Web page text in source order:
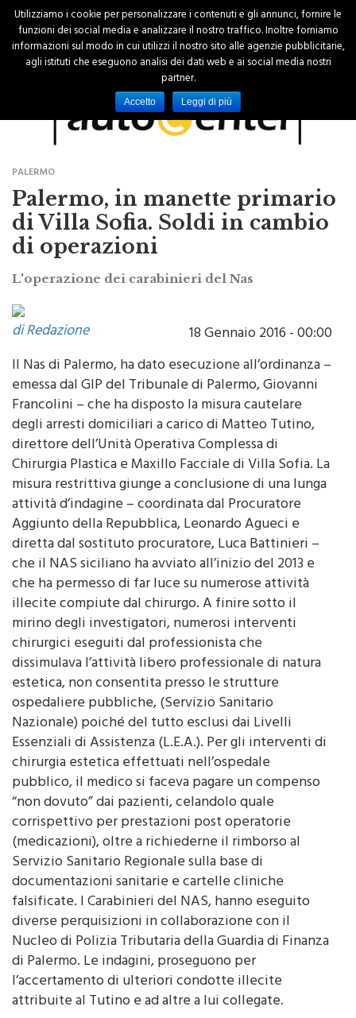
PALERMO
Palermo, in manette primario
di Villa Sofia. Soldi in cambio
di operazioni
di Redazione
18 Gennaio 2016 - 00:00
Il Nas di Palermo, ha dato esecuzione all’ordinanza –
emessa dal GIP del Tribunale di Palermo, Giovanni
Francolini – che ha disposto la misura cautelare
degli arresti domiciliari a carico di Matteo Tutino,
direttore dell’Unità Operativa Complessa di
Chirurgia Plastica e Maxillo Facciale di Villa Sofia. La
misura restrittiva giunge a conclusione di una lunga
attività d’indagine – coordinata dal Procuratore
Aggiunto della Repubblica, Leonardo Agueci e
diretta dal sostituto procuratore, Luca Battinieri –
che il NAS siciliano ha avviato all’inizio del 2013 e
che ha permesso di far luce su numerose attività
illecite compiute dal chirurgo. A finire sotto il
mirino degli investigatori, numerosi interventi
chirurgici eseguiti dal professionista che
dissimulava l’attività libero professionale di natura
estetica, non consentita presso le strutture
ospedaliere pubbliche, (Servizio Sanitario
Nazionale) poiché del tutto esclusi dai Livelli
Essenziali di Assistenza (L.E.A.). Per gli interventi di
chirurgia estetica effettuati nell’ospedale
pubblico, il medico si faceva pagare un compenso
“non dovuto” dai pazienti, celandolo quale
corrispettivo per prestazioni post operatorie
(medicazioni), oltre a richiederne il rimborso al
Servizio Sanitario Regionale sulla base di
documentazioni sanitarie e cartelle cliniche
falsificate. I Carabinieri del NAS, hanno eseguito
diverse perquisizioni in collaborazione con il
Nucleo di Polizia Tributaria della Guardia di Finanza
di Palermo. Le indagini, proseguono per
l’accertamento di ulteriori condotte illecite
Utilizziamo i cookie per personalizzare i contenuti e gli annunci, fornire le
funzioni dei social media e analizzare il nostro traffico. Inoltre forniamo
informazioni sul modo in cui utilizzi il nostro sito alle agenzie pubblicitarie,
agli istituti che eseguono analisi dei dati web e ai social media nostri
partner.
Accetto Leggi di più